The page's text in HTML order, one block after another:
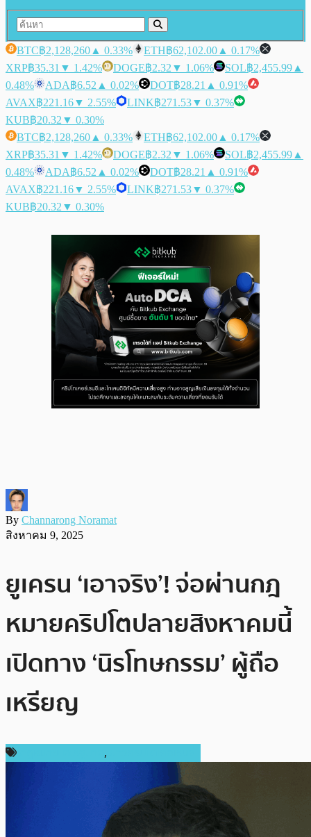
BTC฿2,128,260 ▲ 0.33% ETH฿62,102.00 ▲ 0.17%
XRP฿35.31 ▼ 1.42% DOGE฿2.32 ▼ 1.06% SOL฿2,455.99 ▲
0.48%
ADA฿6.52 ▲ 0.02% DOT฿28.21 ▲ 0.91%
AVAX฿221.16▼ 2.55% LINK฿271.53▼ 0.37%
KUB฿20.32 ▼ 0.30%
BTC฿2,128,260 ▲ 0.33% ETH฿62,102.00 ▲ 0.17%
XRP฿35.31 ▼ 1.42% DOGE฿2.32 ▼ 1.06% SOL฿2,455.99 ▲
0.48%
ADA฿6.52 ▲ 0.02% DOT฿28.21 ▲ 0.91%
AVAX฿221.16▼ 2.55% LINK฿271.53▼ 0.37%
KUB฿20.32 ▼ 0.30%
By Channarong Noramat
สิงหาคม 9, 2025
ยูเครน ‘เอาจริง’! จ่อผ่านกฎ
หมายคริปโตปลายสิงหาคมนี้
เปิดทาง ‘นิรโทษกรรม’ ผู้ถือ
เหรียญ
,